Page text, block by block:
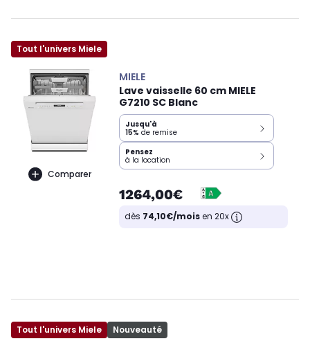
Tout l'univers Miele
Comparer
MIELE
Lave vaisselle 60 cm MIELE
G7210 SC Blanc
Jusqu'à
15% de remise
Pensez
à la location
1264,00€
dès 74,10€/moisen 20x
Tout l'univers Miele Nouveauté